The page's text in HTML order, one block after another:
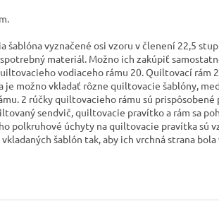
vyznačené osi vzoru v členení 22,5
materiál. Možno ich zakúpiť
vodiaceho rámu 20. Quiltovací rám
možno vkladať rôzne quiltovacie šablóny,
2 rúčky quiltovacieho rámu sú prispôsobené
sendvič, quiltovacie pravítko a rám sa
polkruhové úchyty na quiltovacie pravítka sú
šablón tak, aby ich vrchná strana bola